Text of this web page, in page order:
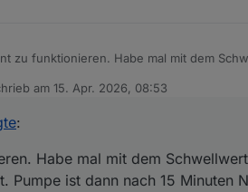
zu funktionieren. Habe mal mit dem
am 15. Apr. 2026, 08:53
editiert von
:
Habe mal mit dem
Pumpe ist dann nach 15 Minuten